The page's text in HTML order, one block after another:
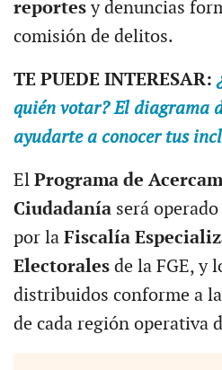
reportesy denuncias
comisión de delitos.
TE PUEDE INTERESAR:
quién votar? El diagrama
ayudarte a conocer tus
ElPrograma de
Ciudadaníaserá
por la Fiscalía
Electoralesde la FGE, y
distribuidos conforme a
de cada región operativa